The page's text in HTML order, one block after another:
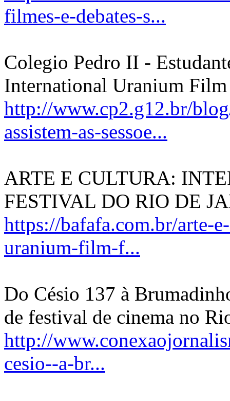
filmes-e-debates-s...
Colegio Pedro II -
International Uranium
http://www.cp2.g12.br/
assistem-as-sessoe...
ARTE E CULTURA:
FESTIVAL DO RIO DE
https://bafafa.com.br/arte-
uranium-film-f...
Do Césio 137 à
de festival de cinema no
http://
cesio--a-br...